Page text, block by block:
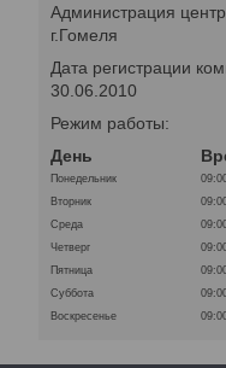
Администрация
г.Гомеля
Дата регистрации
30.06.2010
Режим работы:
День
Понедельник
Вторник
Среда
Четверг
Пятница
Суббота
Воскресенье